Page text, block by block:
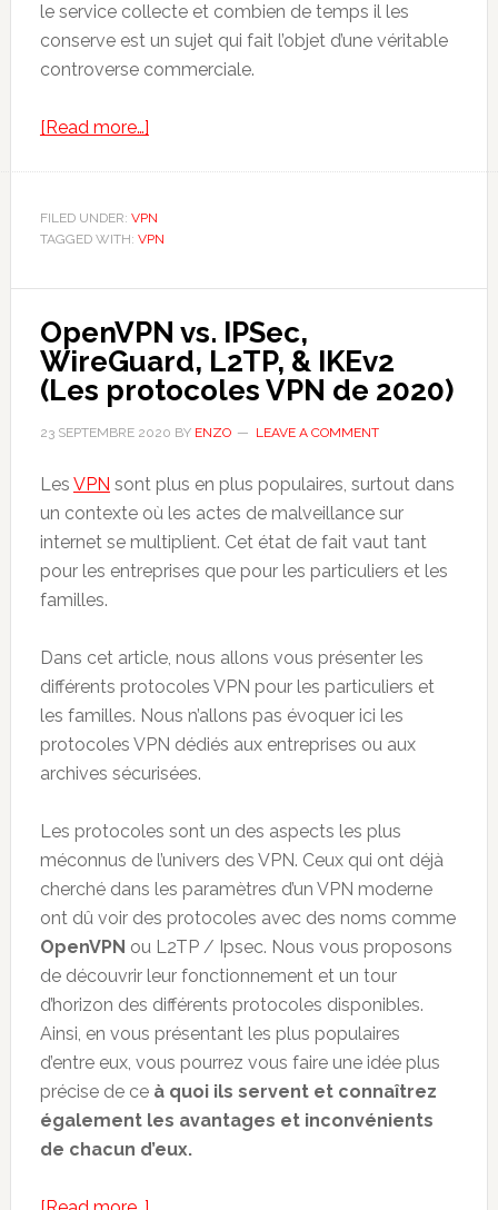
le service collecte et combien de temps il les
conserve est un sujet qui fait l’objet d’une véritable
controverse commerciale.
[Read more…]about
(VPN
sans
–
Tout
ce
devez
en
savoir
FILED UNDER: VPN
TAGGED WITH: VPN
OpenVPN vs. IPSec,
WireGuard, L2TP, & IKEv2
(Les protocoles VPN de 2020)
23 SEPTEMBRE 2020 BY ENZO LEAVE A COMMENT
Les VPN sont plus en plus populaires, surtout dans
un contexte où les actes de malveillance sur
internet se multiplient. Cet état de fait vaut tant
pour les entreprises que pour les particuliers et les
familles.
Dans cet article, nous allons vous présenter les
différents protocoles VPN pour les particuliers et
les familles. Nous n’allons pas évoquer ici les
protocoles VPN dédiés aux entreprises ou aux
archives sécurisées.
Les protocoles sont un des aspects les plus
méconnus de l’univers des VPN. Ceux qui ont déjà
cherché dans les paramètres d’un VPN moderne
ont dû voir des protocoles avec des noms comme
OpenVPN ou L2TP / Ipsec. Nous vous proposons
de découvrir leur fonctionnement et un tour
d’horizon des différents protocoles disponibles.
Ainsi, en vous présentant les plus populaires
d’entre eux, vous pourrez vous faire une idée plus
précise de ce à quoi ils servent et connaîtrez
également les avantages et inconvénients
de chacun d’eux.